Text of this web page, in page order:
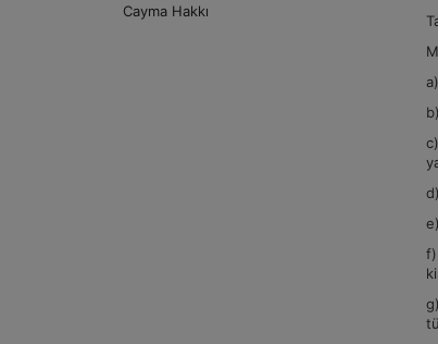
Cayma Hakkı
f)